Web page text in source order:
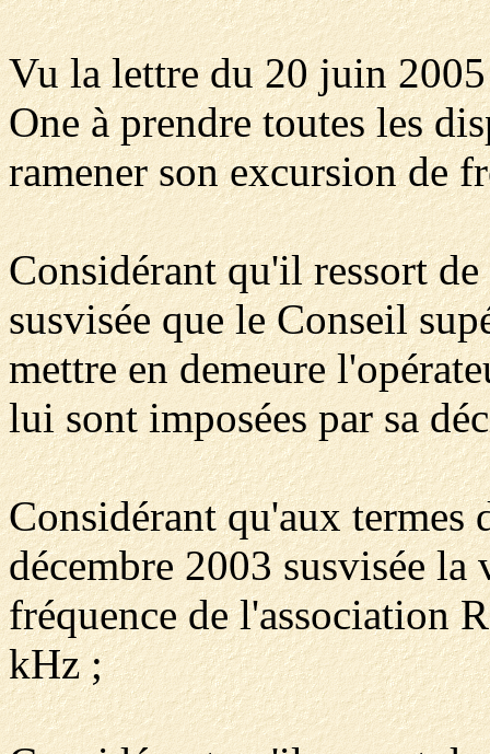
Vu la lettre du 20 juin
One à prendre toutes les
ramener son excursion de
Considérant qu'il ressort
susvisée que le Conseil
mettre en demeure
lui sont imposées par sa
Considérant qu'aux
décembre 2003 susvisée
fréquence de l'association
kHz ;